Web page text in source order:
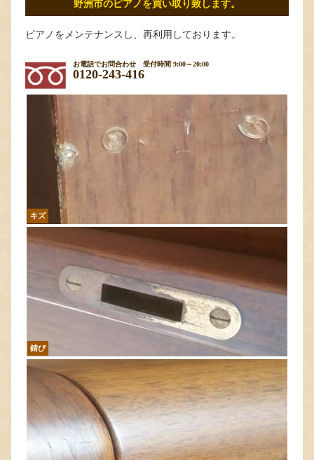
野洲市のピアノを買い取り致します。
ピアノをメンテナンスし、再利用しております。
お電話でお問合わせ 受付時間 9:00～20:00
0120-243-416
キズ
錆び